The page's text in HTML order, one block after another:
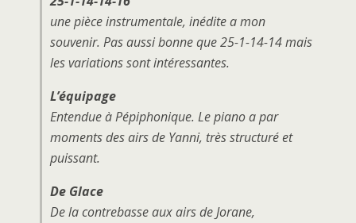
une pièce instrumentale, inédite a mon
souvenir. Pas aussi bonne que 25-1-14-14 mais
les variations sont intéressantes.
L’équipage
Entendue à Pépiphonique. Le piano a par
moments des airs de Yanni, très structuré et
puissant.
De Glace
De la contrebasse aux airs deJorane,